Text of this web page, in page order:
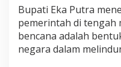
Bupati Eka Putra
pemerintah di tengah
bencana adalah
negara dalam